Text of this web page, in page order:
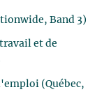
Band 3)
et de
(Québec,